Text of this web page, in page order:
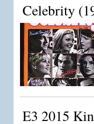
Celebrity
E3 2015